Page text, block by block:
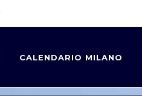
CALENDARIO MILANO